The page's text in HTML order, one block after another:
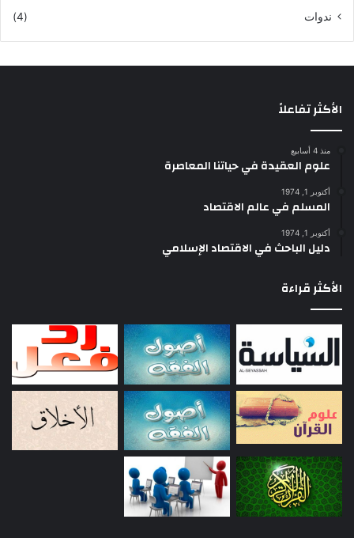
ندوات
(4)
الأكثر تفاعلاً
منذ 4 أسابيع
علوم العقيدة في حياتنا المعاصرة
أكتوبر 1, 1974
المسلم في عالم الاقتصاد
أكتوبر 1, 1974
دليل الباحث في الاقتصاد الإسلامي
الأكثر قراءة